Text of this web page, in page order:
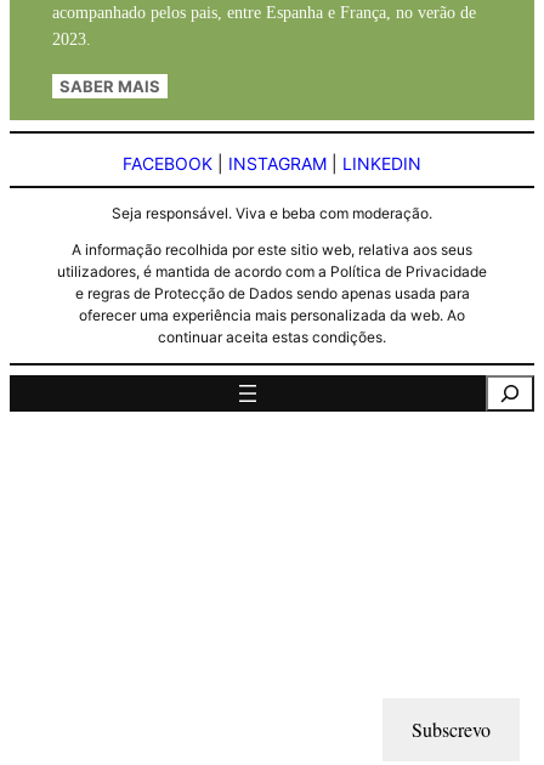
acompanhado pelos pais, entre Espanha e França, no verão de
2023.
SABER MAIS
FACEBOOK INSTAGRAM LINKEDIN
Seja responsável. Viva e beba com moderação.
A informação recolhida por este sitio web, relativa aos seus
utilizadores, é mantida de acordo com a Política de Privacidade
e regras de Protecção de Dados sendo apenas usada para
oferecer uma experiência mais personalizada da web. Ao
continuar aceita estas condições.
Subscrevo